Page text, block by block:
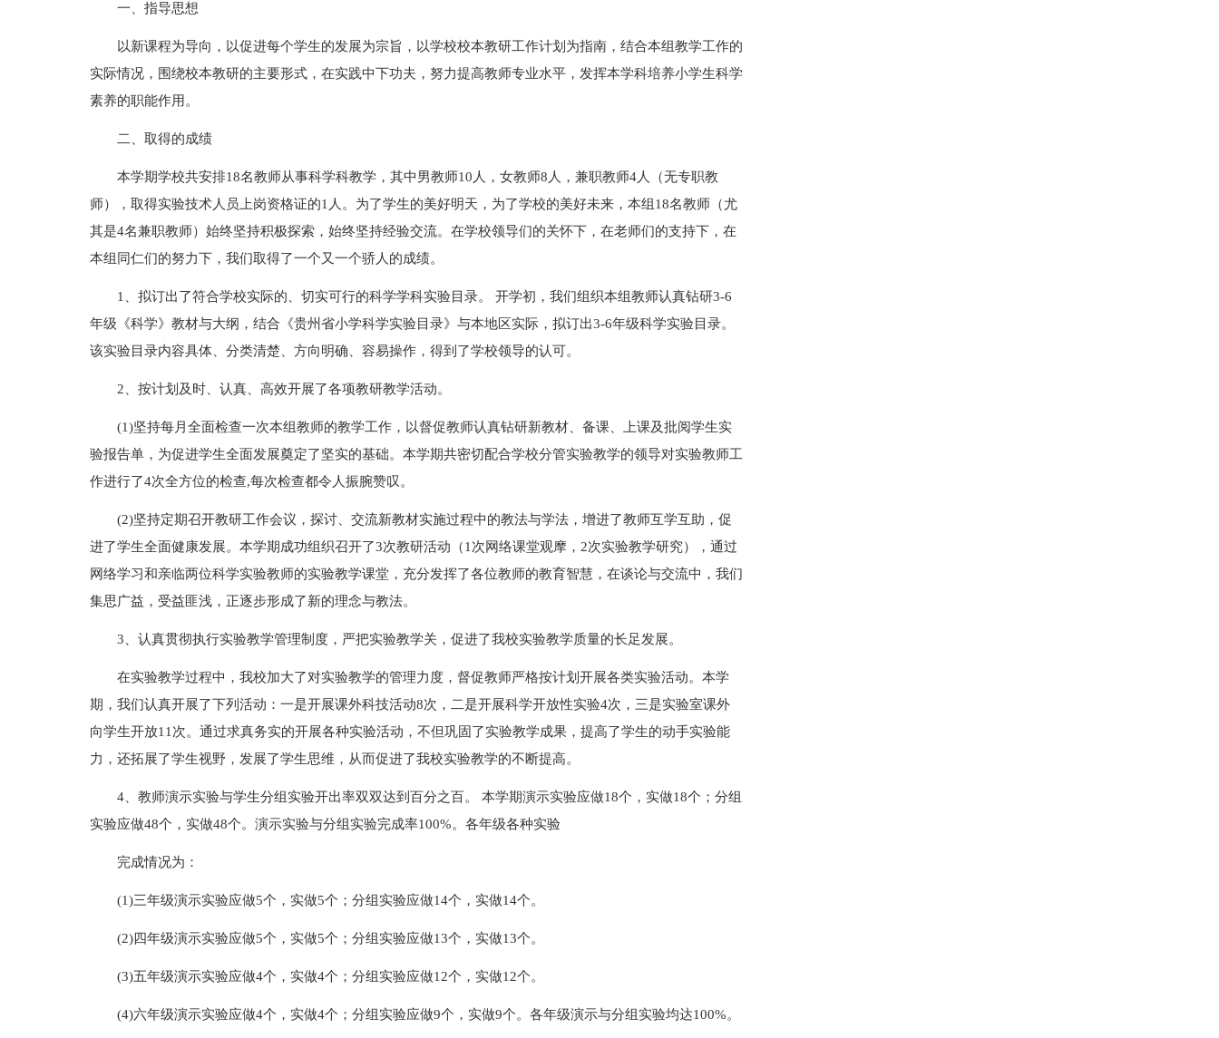
一、指导思想
以新课程为导向，以促进每个学生的发展为宗旨，以学校校本教研工作计划为指南，结合本组教学工作的
实际情况，围绕校本教研的主要形式，在实践中下功夫，努力提高教师专业水平，发挥本学科培养小学生科学
素养的职能作用。
二、取得的成绩
本学期学校共安排18名教师从事科学科教学，其中男教师10人，女教师8人，兼职教师4人（无专职教
师），取得实验技术人员上岗资格证的1人。为了学生的美好明天，为了学校的美好未来，本组18名教师（尤
其是4名兼职教师）始终坚持积极探索，始终坚持经验交流。在学校领导们的关怀下，在老师们的支持下，在
本组同仁们的努力下，我们取得了一个又一个骄人的成绩。
1、拟订出了符合学校实际的、切实可行的科学学科实验目录。 开学初，我们组织本组教师认真钻研3-6
年级《科学》教材与大纲，结合《贵州省小学科学实验目录》与本地区实际，拟订出3-6年级科学实验目录。
该实验目录内容具体、分类清楚、方向明确、容易操作，得到了学校领导的认可。
2、按计划及时、认真、高效开展了各项教研教学活动。
(1)坚持每月全面检查一次本组教师的教学工作，以督促教师认真钻研新教材、备课、上课及批阅学生实
验报告单，为促进学生全面发展奠定了坚实的基础。本学期共密切配合学校分管实验教学的领导对实验教师工
作进行了4次全方位的检查,每次检查都令人振腕赞叹。
(2)坚持定期召开教研工作会议，探讨、交流新教材实施过程中的教法与学法，增进了教师互学互助，促
进了学生全面健康发展。本学期成功组织召开了3次教研活动（1次网络课堂观摩，2次实验教学研究），通过
网络学习和亲临两位科学实验教师的实验教学课堂，充分发挥了各位教师的教育智慧，在谈论与交流中，我们
集思广益，受益匪浅，正逐步形成了新的理念与教法。
3、认真贯彻执行实验教学管理制度，严把实验教学关，促进了我校实验教学质量的长足发展。
在实验教学过程中，我校加大了对实验教学的管理力度，督促教师严格按计划开展各类实验活动。本学
期，我们认真开展了下列活动：一是开展课外科技活动8次，二是开展科学开放性实验4次，三是实验室课外
向学生开放11次。通过求真务实的开展各种实验活动，不但巩固了实验教学成果，提高了学生的动手实验能
力，还拓展了学生视野，发展了学生思维，从而促进了我校实验教学的不断提高。
4、教师演示实验与学生分组实验开出率双双达到百分之百。 本学期演示实验应做18个，实做18个；分组
实验应做48个，实做48个。演示实验与分组实验完成率100%。各年级各种实验
完成情况为：
(1)三年级演示实验应做5个，实做5个；分组实验应做14个，实做14个。
(2)四年级演示实验应做5个，实做5个；分组实验应做13个，实做13个。
(3)五年级演示实验应做4个，实做4个；分组实验应做12个，实做12个。
(4)六年级演示实验应做4个，实做4个；分组实验应做9个，实做9个。各年级演示与分组实验均达100%。